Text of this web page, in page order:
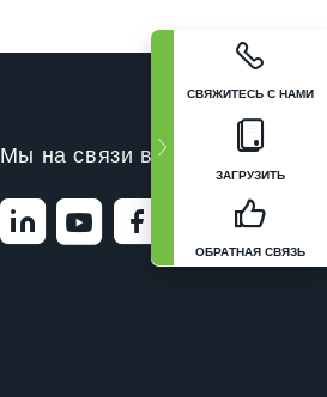
СВЯЖИТЕСЬ С НАМИ
ЗАГРУЗИТЬ
ОБРАТНАЯ СВЯЗЬ
Мы на связи в